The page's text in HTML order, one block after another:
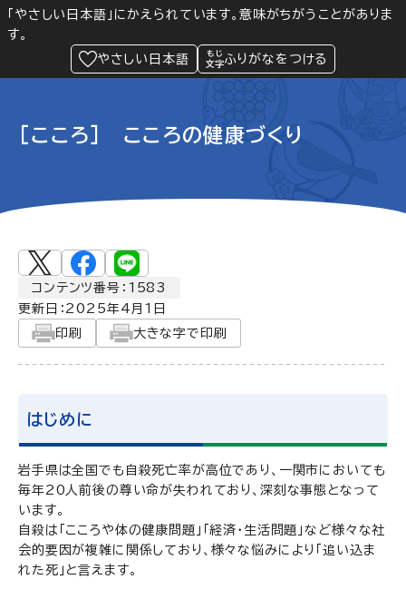
「やさしい日本語」にかえられています。意味がちがうことがありま
す。
やさしい日本語
ふりがなをつける
Language 閲覧支援
緊急情報
[こころ] こころの健康づくり
コンテンツ番号：1583
更新日： 2025年4月1日
印刷
大きな字で印刷
はじめに
岩手県は全国でも自殺死亡率が高位であり、一関市においても
毎年20人前後の尊い命が失われており、深刻な事態となって
います。
自殺は「こころや体の健康問題」「経済・生活問題」など様々な社
会的要因が複雑に関係しており、様々な悩みにより「追い込ま
れた死」と言えます。